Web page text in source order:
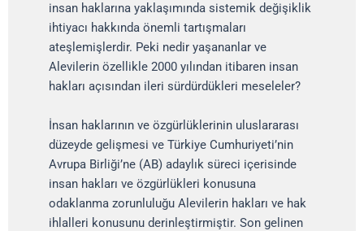
insan haklarına yaklaşımında sistemik değişiklik
ihtiyacı hakkında önemli tartışmaları
ateşlemişlerdir. Peki nedir yaşananlar ve
Alevilerin özellikle 2000 yılından itibaren insan
hakları açısından ileri sürdürdükleri meseleler?
İnsan haklarının ve özgürlüklerinin uluslararası
düzeyde gelişmesi ve Türkiye Cumhuriyeti’nin
Avrupa Birliği’ne (AB) adaylık süreci içerisinde
insan hakları ve özgürlükleri konusuna
odaklanma zorunluluğu Alevilerin hakları ve hak
ihlalleri konusunu derinleştirmiştir. Son gelinen